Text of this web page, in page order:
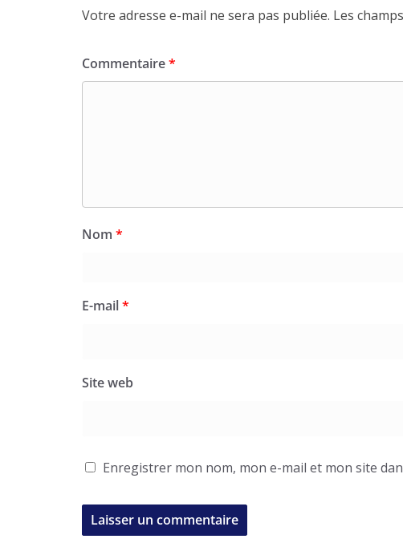
Votre adresse e-mail ne sera pas publiée. Les
Commentaire*
Nom *
E-mail*
Site web
Enregistrer mon nom, mon e-mail et mon site